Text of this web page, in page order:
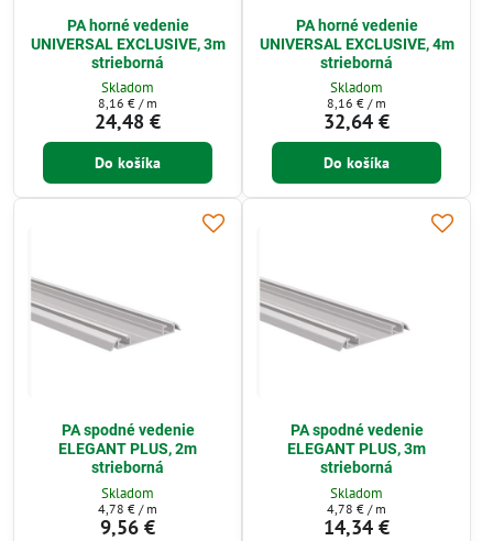
PA horné vedenie
UNIVERSAL EXCLUSIVE, 3m
strieborná
Skladom
24,48 €
8,16 € / m
Do košíka
PA horné vedenie
UNIVERSAL EXCLUSIVE, 4m
strieborná
Skladom
32,64 €
8,16 € / m
Do košíka
PA spodné vedenie
ELEGANT PLUS, 2m
strieborná
Skladom
9,56 €
4,78 € / m
PA spodné vedenie
ELEGANT PLUS, 3m
strieborná
Skladom
14,34 €
4,78 € / m